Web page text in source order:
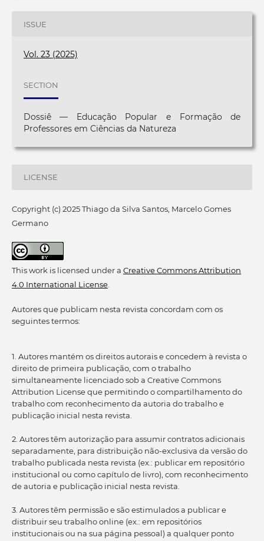
ISSUE
Vol. 23 (2025)
SECTION
Dossiê — Educação Popular e Formação de
Professores em Ciências da Natureza
LICENSE
Copyright (c) 2025 Thiago da Silva Santos, Marcelo Gomes
Germano
This work is licensed under a Creative Commons Attribution
4.0 International License.
Autores que publicam nesta revista concordam com os
seguintes termos:
1. Autores mantém os direitos autorais e concedem à revista o
direito de primeira publicação, com o trabalho
simultaneamente licenciado sob a Creative Commons
Attribution License que permitindo o compartilhamento do
trabalho com reconhecimento da autoria do trabalho e
publicação inicial nesta revista.
2. Autores têm autorização para assumir contratos adicionais
separadamente, para distribuição não-exclusiva da versão do
trabalho publicada nesta revista (ex.: publicar em repositório
institucional ou como capítulo de livro), com reconhecimento
de autoria e publicação inicial nesta revista.
3. Autores têm permissão e são estimulados a publicar e
distribuir seu trabalho online (ex.: em repositórios
institucionais ou na sua página pessoal) a qualquer ponto